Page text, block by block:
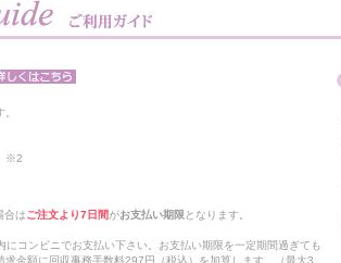
※2
合はご注文より7日間がお支払い期限 となります。
コンビニでお支払い下さい。お支払い期限を一定期間過ぎても
求金額に回収事務手数料297円（税込）を加算します。（最大3